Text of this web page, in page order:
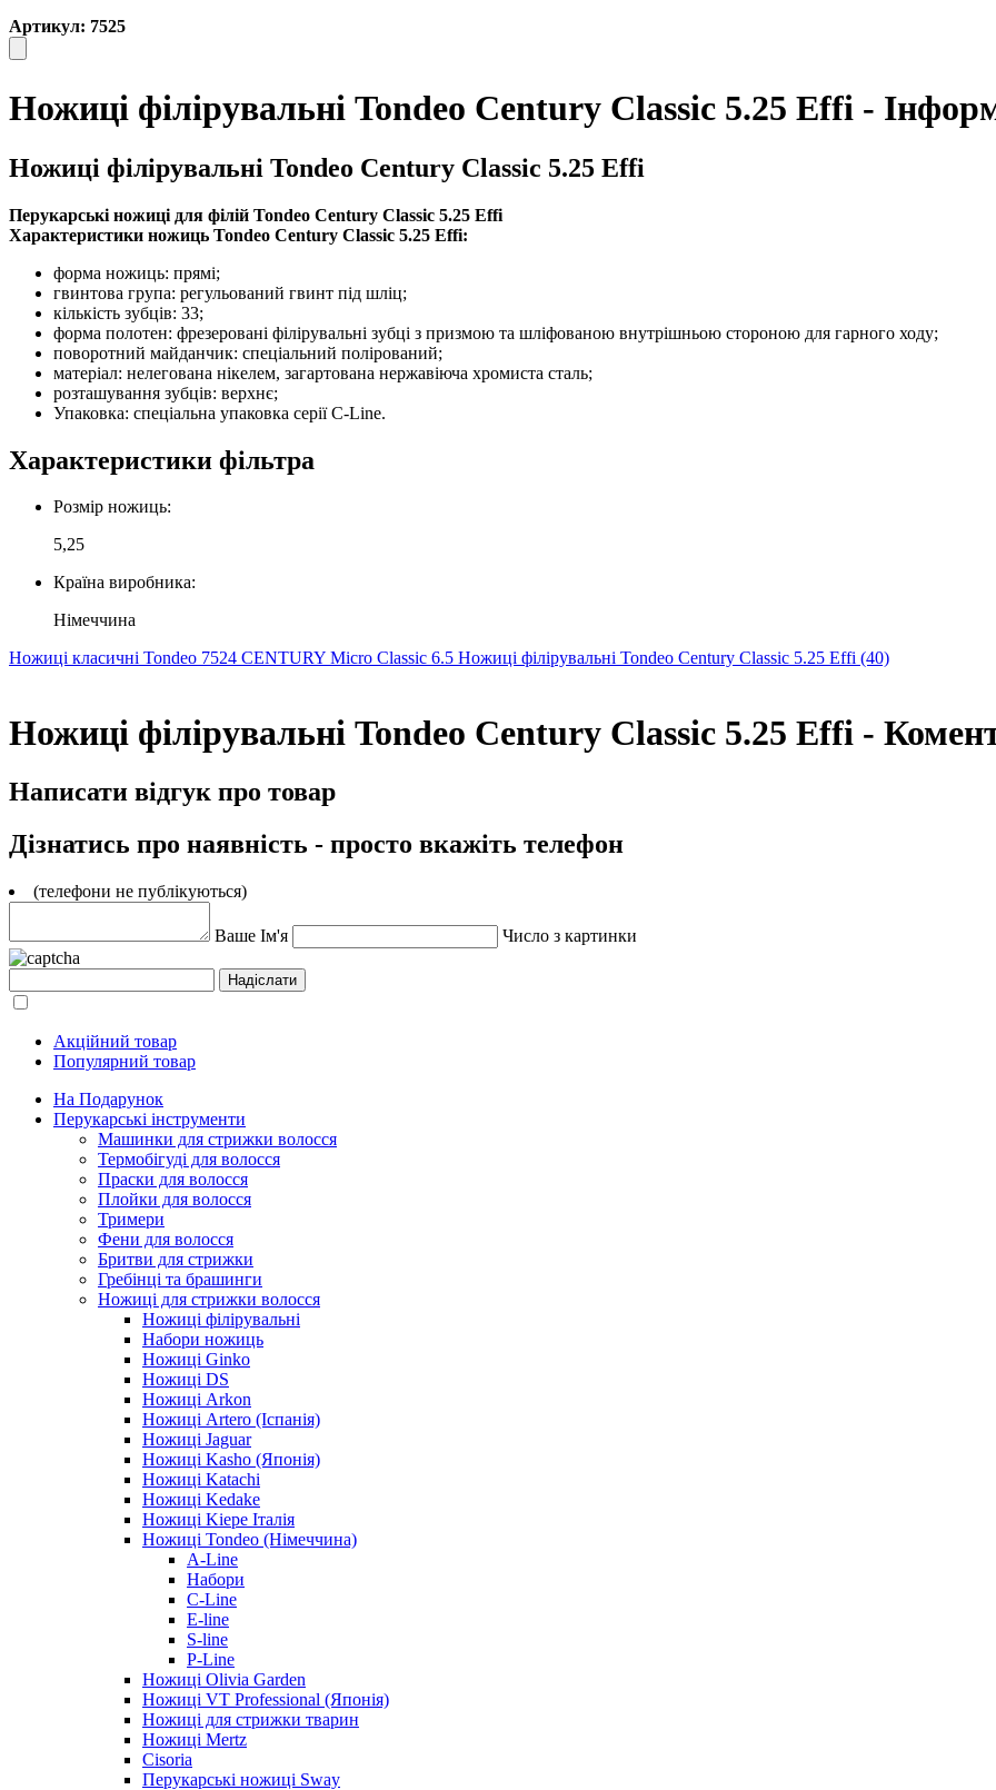
Артикул: 7525
Ножиці філірувальні Tondeo Century Classic 5.25 Effi -
Ножиці філірувальні Tondeo Century Classic 5.25 Effi
Перукарські ножиці для філій Tondeo Century Classic 5.25 Effi
Характеристики ножиць Tondeo Century Classic 5.25 Effi:
форма ножиць: прямі;
гвинтова група: регульований гвинт під шліц;
кількість зубців: 33;
форма полотен: фрезеровані філірувальні зубці з призмою та шліфованою внутрішньою стороною для гарного ходу;
поворотний майданчик: спеціальний полірований;
матеріал: нелегована нікелем, загартована нержавіюча хромиста сталь;
розташування зубців: верхнє;
Упаковка: спеціальна упаковка серії C-Line.
Характеристики фільтра
Розмір ножиць:
5,25
Країна виробника:
Німеччина
Ножиці класичні Tondeo 7524 CENTURY Micro Classic 6.5 Ножиці філірувальні Tondeo Century Classic 5.25 Effi (40)
Ножиці філірувальні Tondeo Century Classic 5.25 Effi -
Написати відгук про товар
Дізнатись про наявність - просто вкажіть телефон
(телефони не публікуються)
Ваше Ім'я Число з картинки
Акційний товар
Популярний товар
На Подарунок
Перукарські інструменти
Машинки для стрижки волосся
Термобігуді для волосся
Праски для волосся
Плойки для волосся
Тримери
Фени для волосся
Бритви для стрижки
Гребінці та брашинги
Ножиці для стрижки волосся
Ножиці філірувальні
Набори ножиць
Ножиці Ginko
Ножиці DS
Ножиці Arkon
Ножиці Artero (Іспанія)
Ножиці Jaguar
Ножиці Kasho (Японія)
Ножиці Katachi
Ножиці Kedake
Ножиці Kiepe Італія
Ножиці Tondeo (Німеччина)
A-Line
Набори
C-Line
E-line
S-line
P-Line
Ножиці Olivia Garden
Ножиці VT Professional (Японія)
Ножиці для стрижки тварин
Ножиці Mertz
Cisoria
Перукарські ножиці Sway